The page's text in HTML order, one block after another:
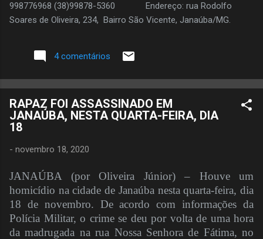
998776968 (38)99878-5360 Endereço: rua Rodolfo
Soares de Oliveira, 234, Bairro São Vicente, Janaúba/MG.
4 comentários
RAPAZ FOI ASSASSINADO EM
JANAÚBA, NESTA QUARTA-FEIRA, DIA
18
- novembro 18, 2020
JANAÚBA (por Oliveira Júnior) – Houve um
homicídio na cidade de Janaúba nesta quarta-feira, dia
18 de novembro. De acordo com informações da
Polícia Militar, o crime se deu por volta de uma hora
da madrugada na rua Nossa Senhora de Fátima, no